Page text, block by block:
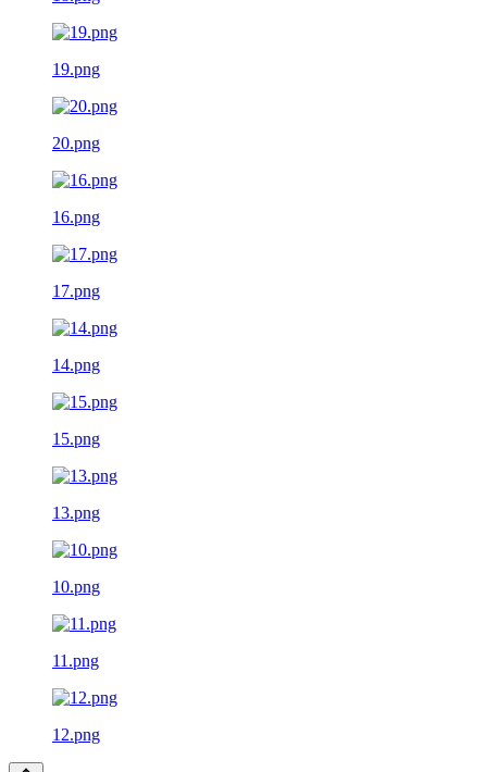
19.png
20.png
16.png
17.png
14.png
15.png
13.png
10.png
11.png
12.png